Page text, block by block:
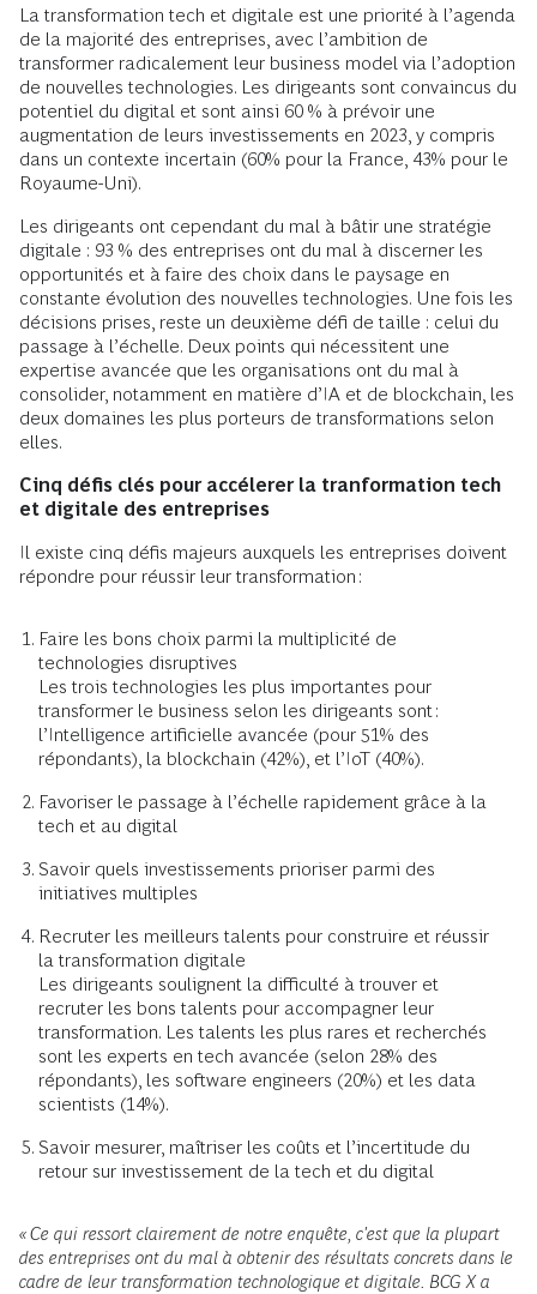
La transformation tech et digitale est une priorité à l’agenda
de la majorité des entreprises, avec l’ambition de
transformer radicalement leur business model via l’adoption
de nouvelles technologies. Les dirigeants sont convaincus du
potentiel du digital et sont ainsi 60 % à prévoir une
augmentation de leurs investissements en 2023, y compris
dans un contexte incertain (60% pour la France, 43% pour le
Royaume-Uni).
Les dirigeants ont cependant du mal à bâtir une stratégie
digitale : 93 % des entreprises ont du mal à discerner les
opportunités et à faire des choix dans le paysage en
constante évolution des nouvelles technologies. Une fois les
décisions prises, reste un deuxième défi de taille : celui du
passage à l’échelle. Deux points qui nécessitent une
expertise avancée que les organisations ont du mal à
consolider, notamment en matière d’IA et de blockchain, les
deux domaines les plus porteurs de transformations selon
elles.
Cinq défis clés pour accélerer la tranformation tech
et digitale des entreprises
Il existe cinq défis majeurs auxquels les entreprises doivent
répondre pour réussir leur transformation :
Faire les bons choix parmi la multiplicité de
technologies disruptives
Les trois technologies les plus importantes pour
transformer le business selon les dirigeants sont :
l’Intelligence artificielle avancée (pour 51% des
répondants), la blockchain (42%), et l’IoT (40%).
Favoriser le passage à l’échelle rapidement grâce à la
tech et au digital
Savoir quels investissements prioriser parmi des
initiatives multiples
Recruter les meilleurs talents pour construire et réussir
la transformation digitale
Les dirigeants soulignent la difficulté à trouver et
recruter les bons talents pour accompagner leur
transformation. Les talents les plus rares et recherchés
sont les experts en tech avancée (selon 28% des
répondants), les software engineers (20%) et les data
scientists (14%).
Savoir mesurer, maîtriser les coûts et l’incertitude du
retour sur investissement de la tech et du digital
« Ce qui ressort clairement de notre enquête, c'est que la plupart
des entreprises ont du mal à obtenir des résultats concrets dans le
cadre de leur transformation technologique et digitale. BCG X a